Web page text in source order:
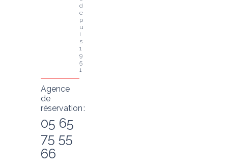
d
e
p
u
i
s
1
9
5
1
Agence
de
réservation :
05 65
75 55
66